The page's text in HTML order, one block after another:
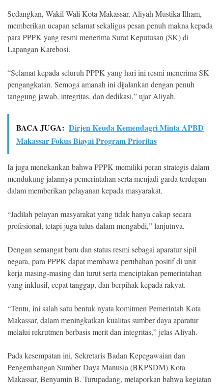
Sedangkan, Wakil Wali Kota Makassar, Aliyah Mustika Ilham,
memberikan ucapan selamat sekaligus pesan penuh makna kepada
para PPPK yang resmi menerima Surat Keputusan (SK) di
Lapangan Karebosi.
“Selamat kepada seluruh PPPK yang hari ini resmi menerima SK
pengangkatan. Semoga amanah ini dijalankan dengan penuh
tanggung jawab, integritas, dan dedikasi,” ujar Aliyah.
BACA JUGA: Dirjen Keuda Kemendagri Minta APBD
Makassar Fokus Biayai Program Prioritas
Ia juga menekankan bahwa PPPK memiliki peran strategis dalam
mendukung jalannya pemerintahan serta menjadi garda terdepan
dalam memberikan pelayanan kepada masyarakat.
“Jadilah pelayan masyarakat yang tidak hanya cakap secara
profesional, tetapi juga tulus dalam mengabdi,” lanjutnya.
Dengan semangat baru dan status resmi sebagai aparatur sipil
negara, para PPPK dapat membawa perubahan positif di unit
kerja masing-masing dan turut serta menciptakan pemerintahan
yang inklusif, cepat tanggap, dan berpihak kepada rakyat.
“Tentu, ini salah satu bentuk nyata komitmen Pemerintah Kota
Makassar, dalam meningkatkan kualitas sumber daya aparatur
melalui rekrutmen berbasis merit dan integritas,” jelas Aliyah.
Pada kesempatan ini, Sekretaris Badan Kepegawaian dan
Pengembangan Sumber Daya Manusia (BKPSDM) Kota
Makassar, Benyamin B. Turupadang, melaporkan bahwa kegiatan